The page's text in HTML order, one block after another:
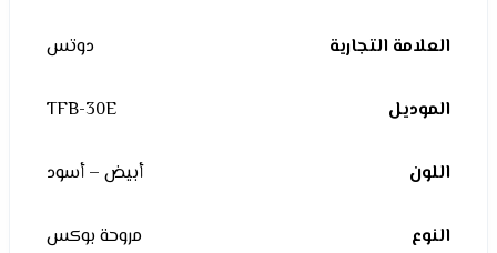
العلامة التجارية دوتس
الموديل TFB-30E
اللون أبيض – أسود
النوع مروحة بوكس